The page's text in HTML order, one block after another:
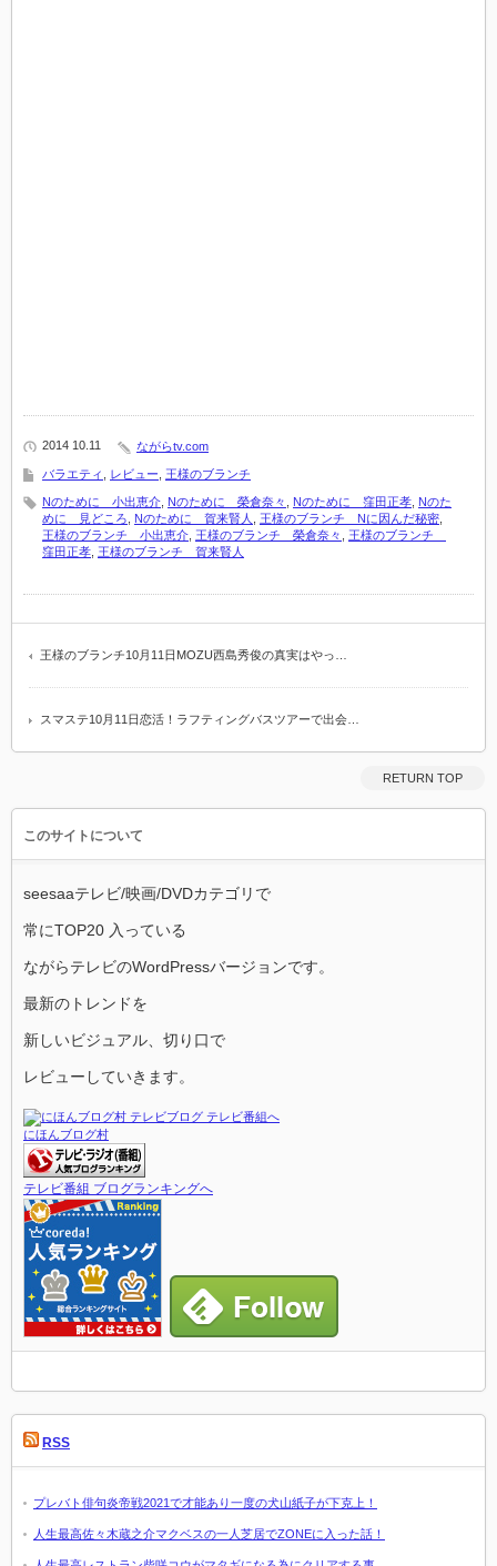
2014 10.11 ながらtv.com
バラエティ レビュー 王様のブランチ
Nのために 小出恵介 Nのために 榮倉奈々 Nのために 窪田正孝 Nのた
めに 見どころ
Nのために 賀来賢人 王様のブランチ Nに因んだ秘密
王様のブランチ 小出恵介 王様のブランチ 榮倉奈々
王様のブランチ
窪田正孝 王様のブランチ 賀来賢人
王様のブランチ10月11日MOZU西島秀俊の真実はやっ…
スマステ10月11日恋活！ラフティングバスツアーで出会…
RETURN TOP
このサイトについて
seesaaテレビ/映画/DVDカテゴリで
常にTOP20 入っている
ながらテレビのWordPressバージョンです。
最新のトレンドを
新しいビジュアル、切り口で
レビューしていきます。
にほんブログ村
テレビ番組 ブログランキングへ
RSS
プレバト俳句炎帝戦2021で才能あり一度の犬山紙子が下克上！
人生最高佐々木蔵之介マクベスの一人芝居でZONEに入った話！